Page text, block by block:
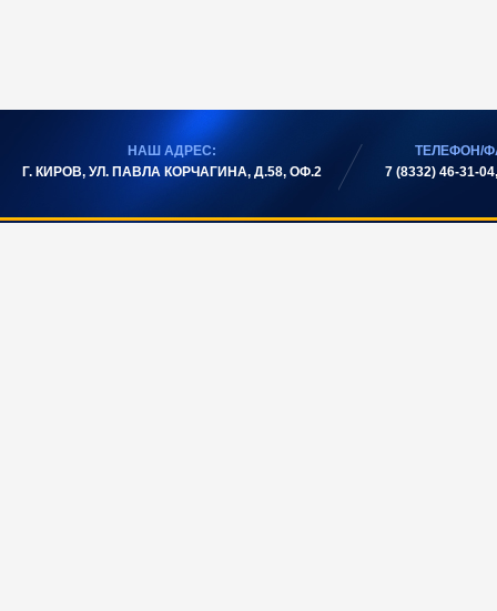
НАШ АДРЕС:
Г. КИРОВ, УЛ. ПАВЛА КОРЧАГИНА, Д.58, ОФ.2
ТЕЛЕФОН/
7 (8332) 46-31-